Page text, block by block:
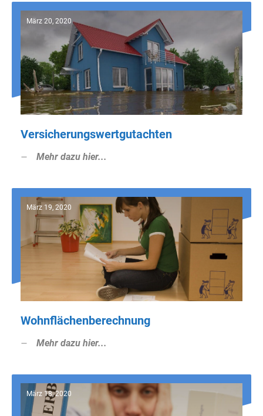
März 20, 2020
Versicherungswertgutachten
Mehr dazu hier...
März 19, 2020
Wohnflächenberechnung
Mehr dazu hier...
März 18, 2020